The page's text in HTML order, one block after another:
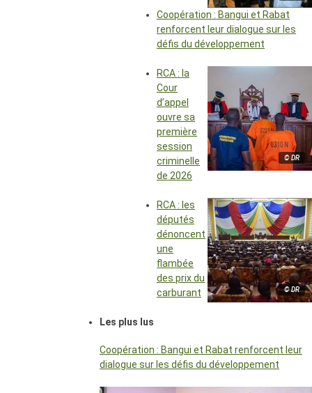
Coopération : Bangui et Rabat
renforcent leur dialogue sur les
défis du développement
© DR
RCA : la
Cour
d’appel
ouvre sa
première
session
criminelle
de 2026
© DR
RCA : les
députés
dénoncent
une
flambée
des prix du
carburant
Les plus lus
Coopération : Bangui et Rabat renforcent leur
dialogue sur les défis du développement